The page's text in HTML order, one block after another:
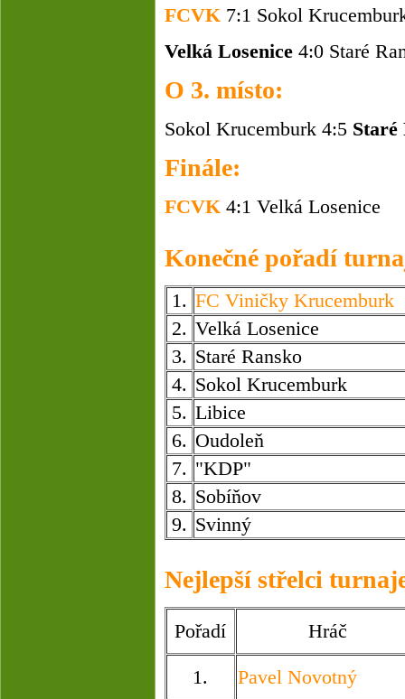
FCVK 7:1 Sokol
Velká Losenice 4:0 Staré
O 3. místo:
Sokol Krucemburk 4:5 Staré
Finále:
FCVK 4:1 Velká Losenice
Konečné pořadí
1. FC Viničky Krucemburk
2. Velká Losenice
3. Staré Ransko
4. Sokol Krucemburk
5. Libice
6. Oudoleň
7. "KDP"
8. Sobíňov
9. Svinný
Nejlepší střelci
Pořadí Hráč
1. Pavel Novotný